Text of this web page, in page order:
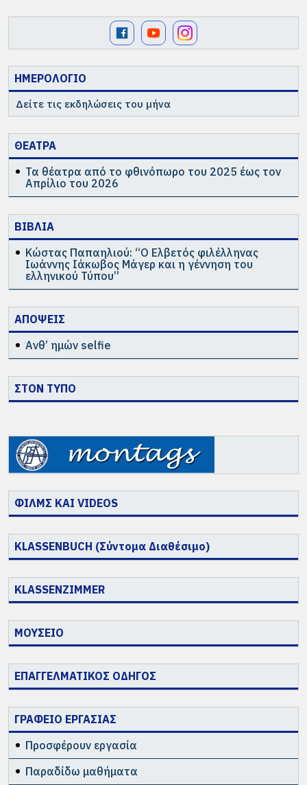
ΗΜΕΡΟΛΟΓΙΟ
Δείτε τις εκδηλώσεις του μήνα
ΘΕΑΤΡΑ
Τα θέατρα από το φθινόπωρο του 2025 έως τον
Απρίλιο του 2026
ΒΙΒΛΙΑ
Κώστας Παπαηλιού: “Ο Ελβετός φιλέλληνας
Ιωάννης Ιάκωβος Μάγερ και η γέννηση του
ελληνικού Τύπου”
ΑΠΟΨΕΙΣ
Ανθ’ ημών selfie
ΣΤΟΝ ΤΥΠΟ
ΦΙΛΜΣ ΚΑΙ VIDEOS
KLASSENBUCH (Σύντομα Διαθέσιμο)
KLASSENZIMMER
ΜΟΥΣΕΙΟ
ΕΠΑΓΓΕΛΜΑΤΙΚΟΣ ΟΔΗΓΟΣ
ΓΡΑΦΕΙΟ ΕΡΓΑΣΙΑΣ
Προσφέρουν εργασία
Παραδίδω μαθήματα